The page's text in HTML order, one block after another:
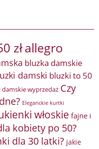
złallegro
bluzka damskie
damski bluzki to 50
wyprzedaż Czy
Eleganckie kurtki
włoskie fajne i
kobiety po 50?
dla 30 latki? jakie